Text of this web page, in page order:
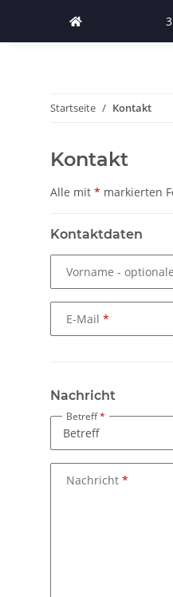
Startseite Kontakt
Kontakt
Alle mit * markierten
Kontaktdaten
Vorname -
E-Mail
Nachricht
Betreff
Nachricht